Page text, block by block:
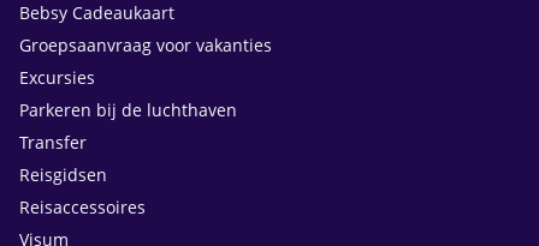
Bebsy Cadeaukaart
Groepsaanvraag voor vakanties
Excursies
Parkeren bij de luchthaven
Transfer
Reisgidsen
Reisaccessoires
Visum